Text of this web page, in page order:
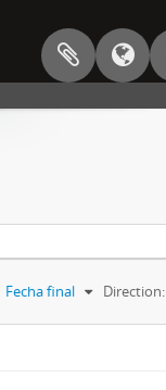
Fecha final Direction: